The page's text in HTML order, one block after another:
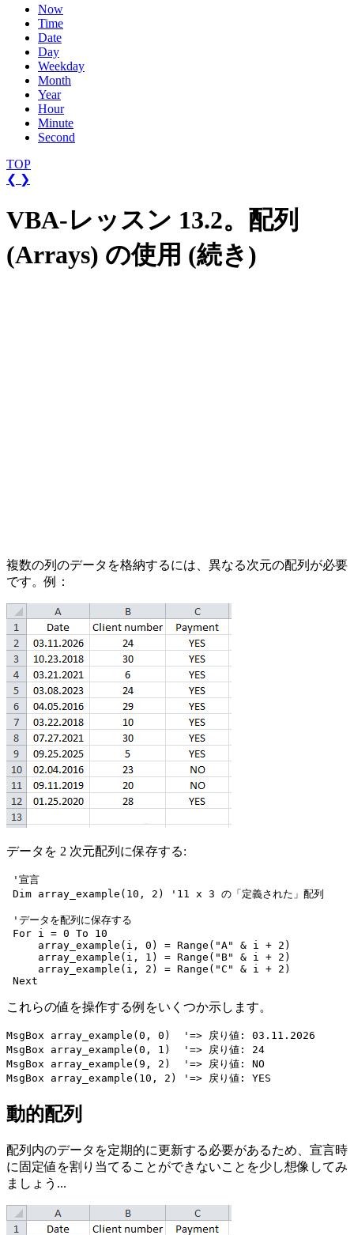
Now
Time
Date
Day
Weekday
Month
Year
Hour
Minute
Second
TOP
❮ ❯
VBA-レッスン 13.2。配列
(Arrays) の使用 (続き)
複数の列のデータを格納するには、異なる次元の配列が必要
です。例：
データを 2 次元配列に保存する:
'宣言
Dim array_example(10, 2) '11 x 3 の「定義された」配列
'データを配列に保存する
For i = 0 To 10
     array_example(i, 0) = Range("A" & i + 2)
     array_example(i, 1) = Range("B" & i + 2)
     array_example(i, 2) = Range("C" & i + 2)
これらの値を操作する例をいくつか示します。
MsgBox array_example(0, 0)  '=> 戻り値: 03.11.2026
MsgBox array_example(0, 1)  '=> 戻り値: 24
MsgBox array_example(9, 2)  '=> 戻り値: NO
動的配列
配列内のデータを定期的に更新する必要があるため、宣言時
に固定値を割り当てることができないことを少し想像してみ
ましょう...